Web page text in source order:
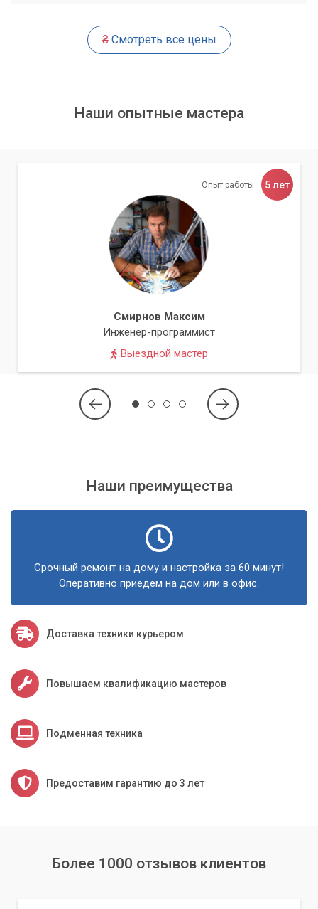
₴Смотреть все цены
Наши опытные мастера
Опыт работы 5 лет
Смирнов Максим
Инженер-программист
Выездной мастер
Наши преимущества
Срочный ремонт на дому и настройка за 60 минут!
Оперативно приедем на дом или в офис.
Доставка техники курьером
Повышаем квалификацию мастеров
Подменная техника
Предоставим гарантию до 3 лет
Более 1000 отзывов клиентов